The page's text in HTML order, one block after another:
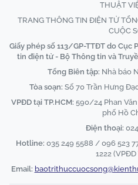
THUẬT
TRANG THÔNG TIN ĐIỆN TỬ
CUỘC
Giấy phép số 113/GP-TTĐT do
tin điện tử - Bộ Thông tin và
Tổng Biên tập: Nhà báo
Tòa soạn: Số 70 Trần Hưng
VPĐD tại TP.HCM: 590/24 Phan
phố Hồ
Điện thoại:
Hotline: 035 249 5588 / 096 523
1222 (VPĐD
Email: